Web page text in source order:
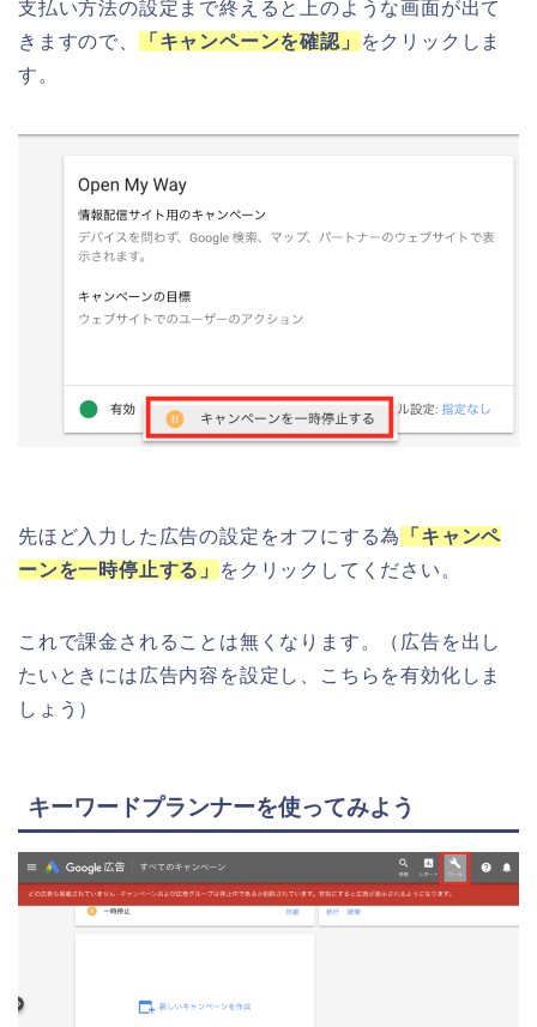
支払い方法の設定まで終えると上のような画面が出て
きますので、
「キャンペーンを確認」
をクリックしま
す。
先ほど入力した広告の設定をオフにする為
「キャンペ
ーンを一時停止する」
をクリックしてください。
これで課金されることは無くなります。（広告を出し
たいときには広告内容を設定し、こちらを有効化しま
しょう）
キーワードプランナーを使ってみよう